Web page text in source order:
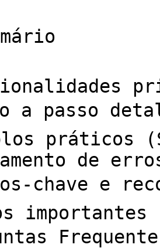
a passo
práticos
de
chave e
importantes